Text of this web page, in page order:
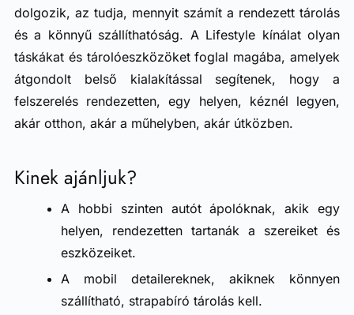
dolgozik, az tudja, mennyit számít a rendezett tárolás
és a könnyű szállíthatóság. A Lifestyle kínálat olyan
táskákat és tárolóeszközöket foglal magába, amelyek
átgondolt belső kialakítással segítenek, hogy a
felszerelés rendezetten, egy helyen, kéznél legyen,
akár otthon, akár a műhelyben, akár útközben.
Kinek ajánljuk?
A hobbi szinten autót ápolóknak, akik egy
helyen, rendezetten tartanák a szereiket és
eszközeiket.
A mobil detailereknek, akiknek könnyen
szállítható, strapabíró tárolás kell.